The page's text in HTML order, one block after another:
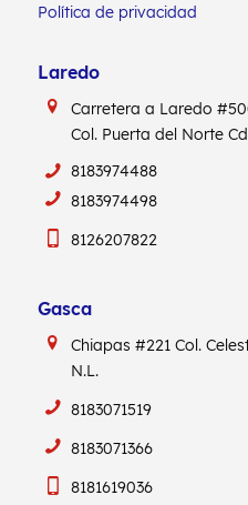
Política de privacidad
Laredo
Carretera a Laredo
Col. Puerta del Norte
8183974488
8183974498
8126207822
Gasca
Chiapas #221Col.
N.L.
8183071519
8183071366
8181619036